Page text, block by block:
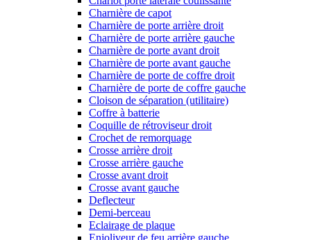
Charnière de capot
Charnière de porte arrière droit
Charnière de porte arrière gauche
Charnière de porte avant droit
Charnière de porte avant gauche
Charnière de porte de coffre droit
Charnière de porte de coffre gauche
Cloison de séparation (utilitaire)
Coffre à batterie
Coquille de rétroviseur droit
Crochet de remorquage
Crosse arrière droit
Crosse arrière gauche
Crosse avant droit
Crosse avant gauche
Deflecteur
Demi-berceau
Eclairage de plaque
Enjoliveur de feu arrière gauche